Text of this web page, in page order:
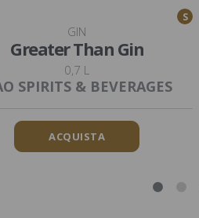
S
GIN
Greater Than Gin
0,7 L
SPIRITS & BEVERAGES
ACQUISTA